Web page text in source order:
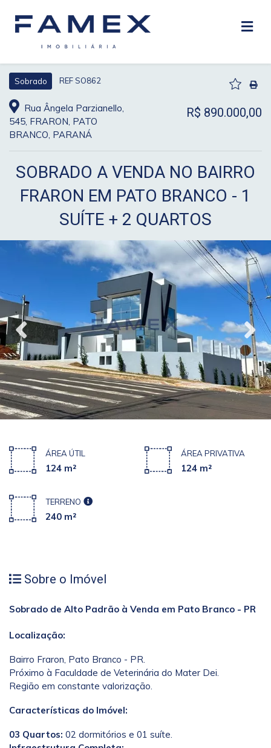
Sobrado REF SO862
Rua Ângela Parzianello,
545, FRARON, PATO
BRANCO, PARANÁ
R$ 890.000,00
SOBRADO A VENDA NO BAIRRO
FRARON EM PATO BRANCO - 1
SUÍTE + 2 QUARTOS
ÁREA ÚTIL
124 m²
ÁREA PRIVATIVA
124 m²
TERRENO
240 m²
Sobre o Imóvel
Sobrado de Alto Padrão à Venda em Pato Branco - PR
Localização:
Bairro Fraron, Pato Branco - PR.
Próximo à Faculdade de Veterinária do Mater Dei.
Região em constante valorização.
Características do Imóvel:
03 Quartos: 02 dormitórios e 01 suíte.